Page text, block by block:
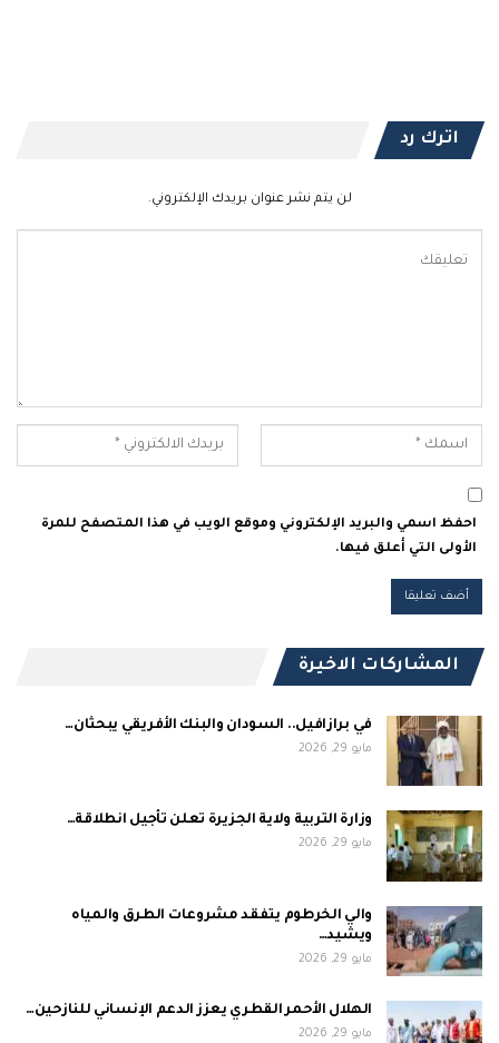
اترك رد
لن يتم نشر عنوان بريدك الإلكتروني.
احفظ اسمي والبريد الإلكتروني وموقع الويب في هذا المتصفح للمرة
الأولى التي أعلق فيها.
المشاركات الاخيرة
في برازافيل.. السودان والبنك الأفريقي يبحثان…
مايو 29, 2026
وزارة التربية ولاية الجزيرة تعلن تأجيل انطلاقة…
مايو 29, 2026
والي الخرطوم يتفقد مشروعات الطرق والمياه
ويشيد…
مايو 29, 2026
الهلال الأحمر القطري يعزز الدعم الإنساني للنازحين…
مايو 29, 2026